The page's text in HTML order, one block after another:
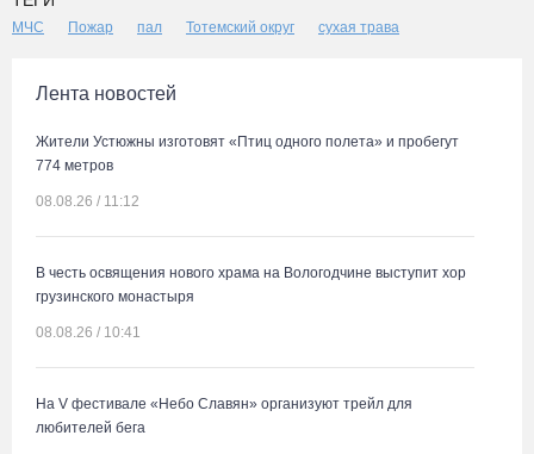
МЧС Пожар пал Тотемский округ сухая трава
Лента новостей
Жители Устюжны изготовят «Птиц одного полета» и пробегут
774 метров
08.08.26 / 11:12
В честь освящения нового храма на Вологодчине выступит хор
грузинского монастыря
08.08.26 / 10:41
На V фестивале «Небо Славян» организуют трейл для
любителей бега